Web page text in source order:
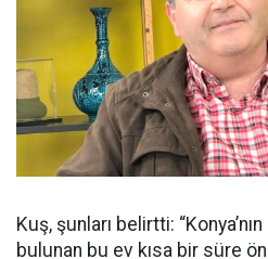
Kuş, şunları belirtti:
bulunan bu ev kısa bir süre